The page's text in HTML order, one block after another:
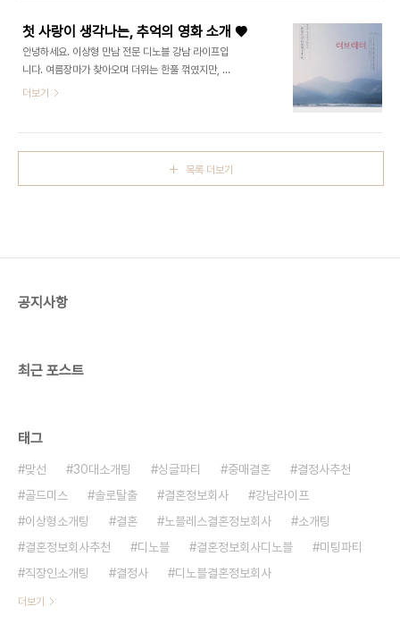
다'라며 7월에 직장인 소개팅을 진행하는 것이 가장
적기라고 말했는데요, 그래서 더욱 특별한 시간이 될
디노블의 는 대한민국 미혼남녀 30명을 초대하여 강
남에 위치해 있는 레스토랑에서 로맨틱한 시간이 예
정되어 있습니다. 직장인 소개팅을 위한 미팅파티는
리를 즐기며 사랑에 빠질 수밖에 없는 설레는 만남의
첫 사랑이 생각나는, 추억의 영화 소개 ♥
안녕하세요. 이상형 만남 전문 디노블 강남 라이프입
니다. 여름장마가 찾아오며 더위는 한풀 꺾였지만, 센
치해지는 마음에 지나간 사랑이 생각나는 비오는 수
터'는 오랜 시간동안 모두의 가슴 속에 남아있는 이야
더보기
목록 더보기
공지사항
최근 포스트
태그
맞선 30대소개팅 싱글파티 중매결혼
결정사추천
골드미스
솔로탈출 결혼정보회사
강남라이프
이상형소개팅
결혼 노블레스결혼정보회사
소개팅
결혼정보회사추천
디노블 결혼정보회사디노블
미팅파티
직장인소개팅
결정사 디노블결혼정보회사
더보기